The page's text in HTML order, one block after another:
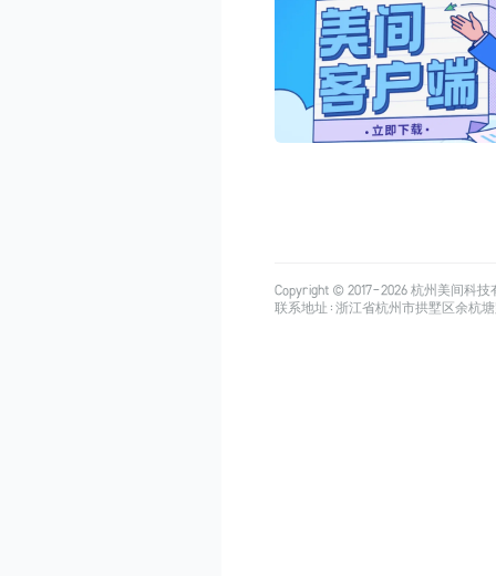
Copyright © 2017-2026杭州美间科技
联系地址：浙江省杭州市拱墅区余杭